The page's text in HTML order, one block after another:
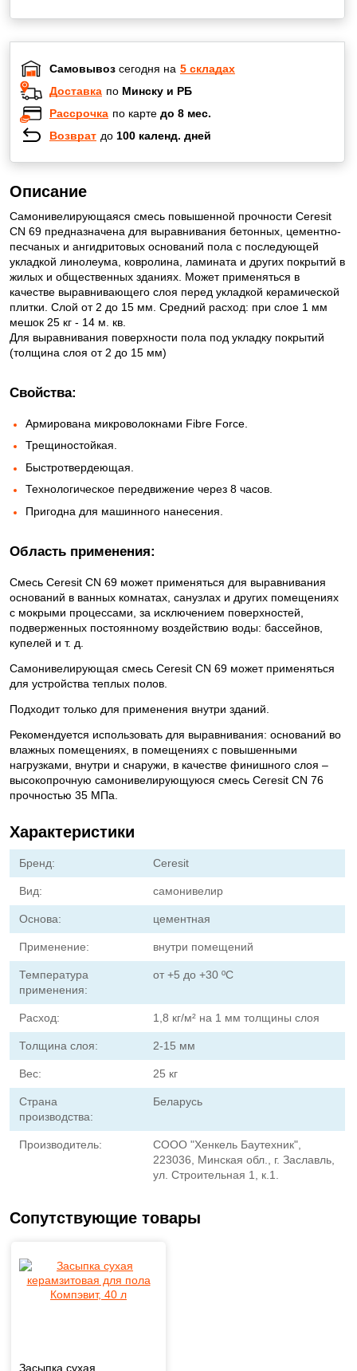
Самовывоз сегодня на 5 складах
Доставка по Минску и РБ
Рассрочка по карте до 8 мес.
Возврат до 100 календ. дней
Описание
Самонивелирующаяся смесь повышенной прочности Ceresit
CN 69 предназначена для выравнивания бетонных, цементно-
песчаных и ангидритовых оснований пола с последующей
укладкой линолеума, ковролина, ламината и других покрытий в
жилых и общественных зданиях. Может применяться в
качестве выравнивающего слоя перед укладкой керамической
плитки. Cлой от 2 до 15 мм. Средний расход: при слое 1 мм
мешок 25 кг - 14 м. кв.
Для выравнивания поверхности пола под укладку покрытий
(толщина слоя от 2 до 15 мм)
Свойства:
Армирована микроволокнами Fibre Force.
Трещиностойкая.
Быстротвердеющая.
Технологическое передвижение через 8 часов.
Пригодна для машинного нанесения.
Область применения:
Смесь Ceresit CN 69 может применяться для выравнивания
оснований в ванных комнатах, санузлах и других помещениях
с мокрыми процессами, за исключением поверхностей,
подверженных постоянному воздействию воды: бассейнов,
купелей и т. д.
Самонивелирующая смесь Ceresit CN 69 может применяться
для устройства теплых полов.
Подходит только для применения внутри зданий.
Рекомендуется использовать для выравнивания: оснований во
влажных помещениях, в помещениях с повышенными
нагрузками, внутри и снаружи, в качестве финишного слоя –
высокопрочную самонивелирующуюся смесь Ceresit CN 76
прочностью 35 МПа.
Характеристики
Бренд: Ceresit
Вид: самонивелир
Основа: цементная
Применение: внутри помещений
Температура
применения:
от +5 до +30 ºC
Расход: 1,8 кг/м² на 1 мм толщины слоя
Толщина слоя: 2-15 мм
Вес: 25 кг
Страна
производства:
Беларусь
Производитель:
СООО "Хенкель Баутехник",
223036, Минская обл., г. Заславль,
ул. Строительная 1, к.1.
Сопутствующие товары
Засыпка сухая